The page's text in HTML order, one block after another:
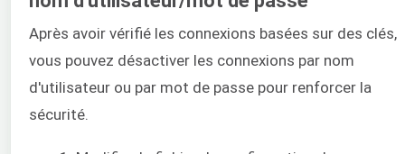
Après avoir vérifié les connexions basées sur des clés,
vous pouvez désactiver les connexions par nom
d'utilisateur ou par mot de passe pour renforcer la
sécurité.